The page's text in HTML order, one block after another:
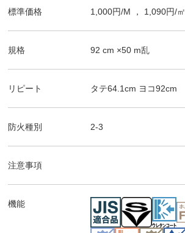
標準価格 1,000円/M ， 1,090円/㎡
規格 92 cm ×50 m乱
リピート タテ64.1cm ヨコ92cm
防火種別 2-3
注意事項
機能